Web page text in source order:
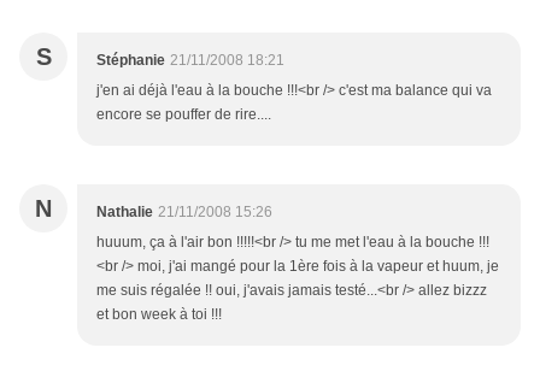
S Stéphanie 21/11/2008 18:21
j'en ai déjà l'eau à la bouche !!!<br /> c'est ma balance qui va
encore se pouffer de rire....
N Nathalie 21/11/2008 15:26
huuum, ça à l'air bon !!!!!<br /> tu me met l'eau à la bouche !!!
<br /> moi, j'ai mangé pour la 1ère fois à la vapeur et huum, je
me suis régalée !! oui, j'avais jamais testé...<br /> allez bizzz
et bon week à toi !!!